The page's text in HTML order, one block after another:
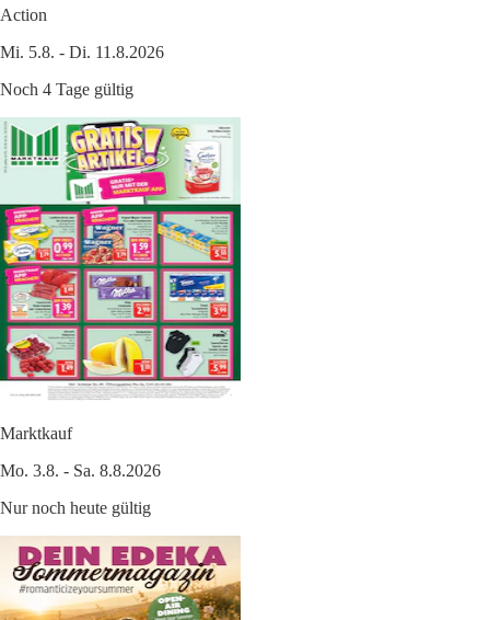
Action
Mi. 5.8. - Di. 11.8.2026
Noch 4 Tage gültig
Marktkauf
Mo. 3.8. - Sa. 8.8.2026
Nur noch heute gültig